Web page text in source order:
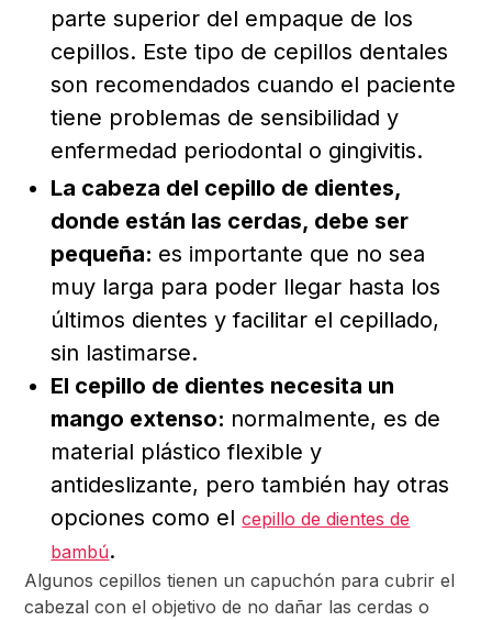
parte superior del empaque de los
cepillos. Este tipo de cepillos dentales
son recomendados cuando el paciente
tiene problemas de sensibilidad y
enfermedad periodontal o gingivitis.
La cabeza del cepillo de dientes,
donde están las cerdas, debe ser
pequeña: es importante que no sea
muy larga para poder llegar hasta los
últimos dientes y facilitar el cepillado,
sin lastimarse.
El cepillo de dientes necesita un
mango extenso: normalmente, es de
material plástico flexible y
antideslizante, pero también hay otras
opciones como elcepillo de dientes de
bambú.
Algunos cepillos tienen un capuchón para cubrir el
cabezal con el objetivo de no dañar las cerdas o